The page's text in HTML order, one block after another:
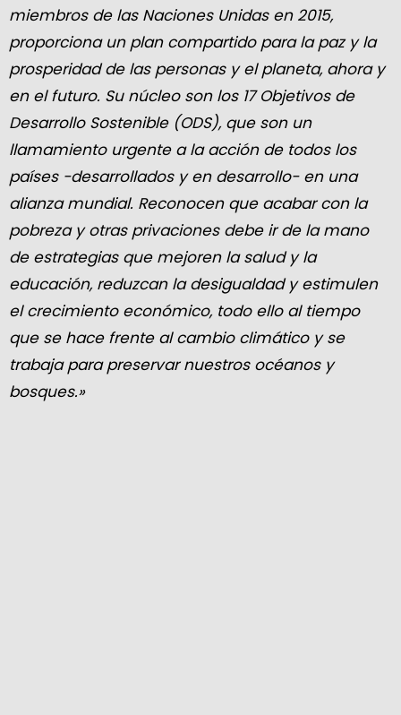
miembros de las Naciones Unidas en 2015,
proporciona un plan compartido para la paz y la
prosperidad de las personas y el planeta, ahora y
en el futuro. Su núcleo son los 17 Objetivos de
Desarrollo Sostenible (ODS), que son un
llamamiento urgente a la acción de todos los
países -desarrollados y en desarrollo- en una
alianza mundial. Reconocen que acabar con la
pobreza y otras privaciones debe ir de la mano
de estrategias que mejoren la salud y la
educación, reduzcan la desigualdad y estimulen
el crecimiento económico, todo ello al tiempo
que se hace frente al cambio climático y se
trabaja para preservar nuestros océanos y
bosques.»